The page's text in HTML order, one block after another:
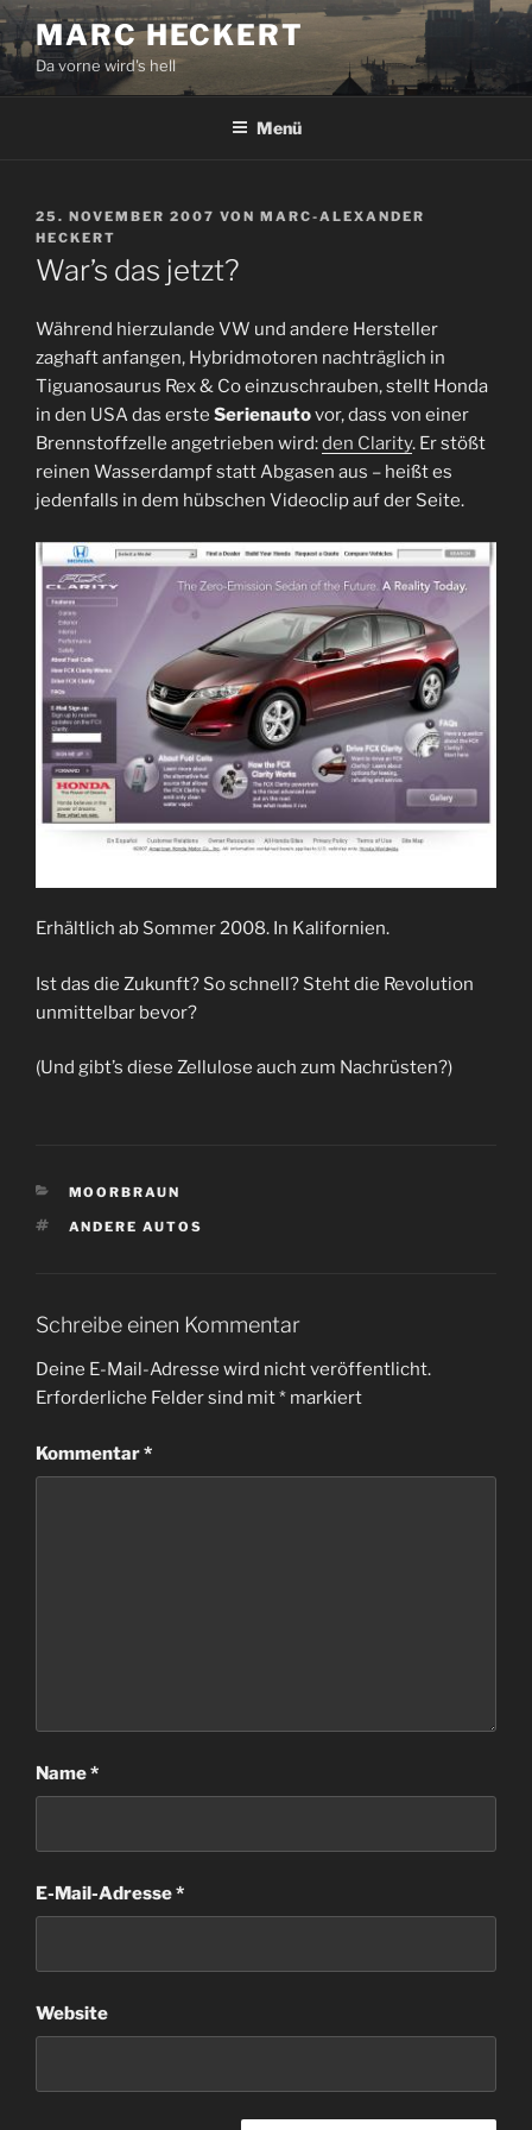
Zum
Inhalt
springen
MARC HECKERT
Da vorne wird's hell
Menü
VERÖFFENTLICHT
AM
25. NOVEMBER 2007 VON MARC-ALEXANDER
HECKERT
War’s das jetzt?
Während hierzulande VW und andere Hersteller
zaghaft anfangen, Hybridmotoren nachträglich in
Tiguanosaurus Rex & Co einzuschrauben, stellt Honda
in den USA das erste Serienautovor, dass von einer
Brennstoffzelle angetrieben wird:den Clarity. Er stößt
reinen Wasserdampf statt Abgasen aus – heißt es
jedenfalls in dem hübschen Videoclip auf der Seite.
Erhältlich ab Sommer 2008. In Kalifornien.
Ist das die Zukunft? So schnell? Steht die Revolution
unmittelbar bevor?
(Und gibt’s diese Zellulose auch zum Nachrüsten?)
KATEGORIEN
MOORBRAUN
SCHLAGWÖRTER
ANDERE AUTOS
Schreibe einen Kommentar
Deine E-Mail-Adresse wird nicht veröffentlicht.
Erforderliche Felder sind mit* markiert
Kommentar*
Name*
E-Mail-Adresse*
Website